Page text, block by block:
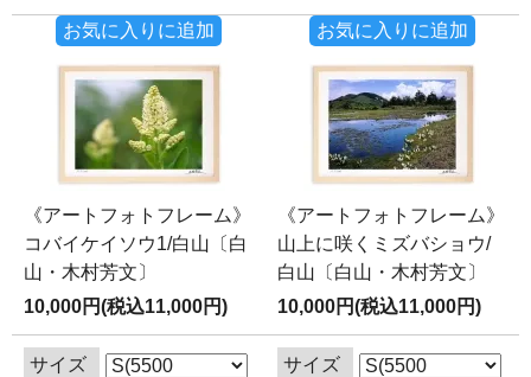
お気に入りに追加 お気に入りに追加
《アートフォトフレーム》
コバイケイソウ1/白山〔白
山・木村芳文〕
10,000円(税込11,000円)
サイズ
《アートフォトフレーム》
山上に咲くミズバショウ/
白山〔白山・木村芳文〕
10,000円(税込11,000円)
サイズ